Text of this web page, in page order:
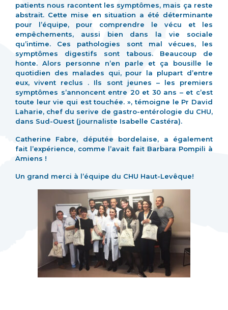
patients nous racontent les symptômes, mais ça reste
abstrait. Cette mise en situation a été déterminante
pour l’équipe, pour comprendre le vécu et les
empêchements, aussi bien dans la vie sociale
qu’intime. Ces pathologies sont mal vécues, les
symptômes digestifs sont tabous. Beaucoup de
honte. Alors personne n’en parle et ça bousille le
quotidien des malades qui, pour la plupart d’entre
eux, vivent reclus . Ils sont jeunes – les premiers
symptômes s’annoncent entre 20 et 30 ans – et c’est
toute leur vie qui est touchée. », témoigne le Pr David
Laharie, chef du serive de gastro-entérologie du CHU,
dans Sud-Ouest (journaliste Isabelle Castéra).
Catherine Fabre, députée bordelaise, a également
fait l’expérience, comme l’avait fait Barbara Pompili à
Amiens !
Un grand merci à l’équipe du CHU Haut-Levêque!